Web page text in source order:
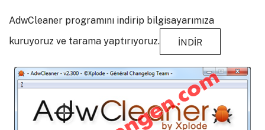
AdwCleaner programını indirip bilgisayarımıza
kuruyoruz ve tarama yaptırıyoruz.
İNDİR